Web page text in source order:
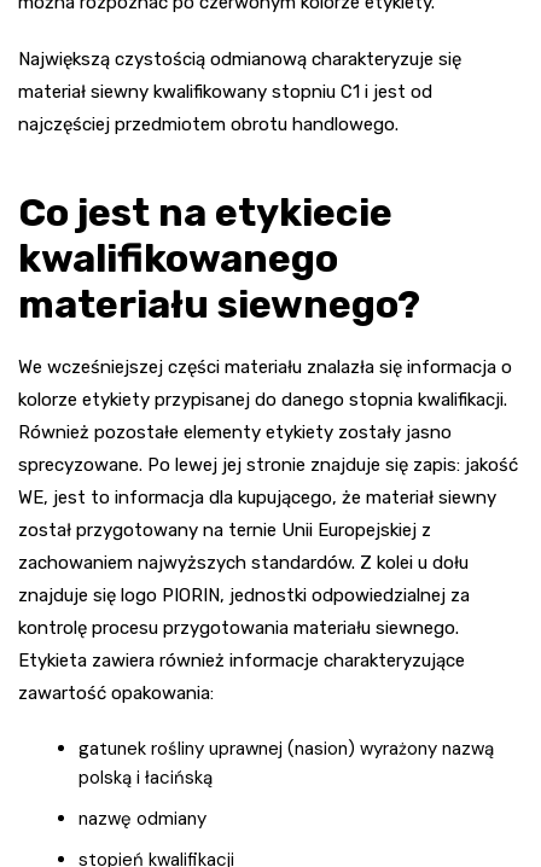
Największą czystością odmianową charakteryzuje się
materiał siewny kwalifikowany stopniu C1 i jest od
najczęściej przedmiotem obrotu handlowego.
Co jest na etykiecie
kwalifikowanego
materiału siewnego?
We wcześniejszej części materiału znalazła się informacja o
kolorze etykiety przypisanej do danego stopnia kwalifikacji.
Również pozostałe elementy etykiety zostały jasno
sprecyzowane. Po lewej jej stronie znajduje się zapis: jakość
WE, jest to informacja dla kupującego, że materiał siewny
został przygotowany na ternie Unii Europejskiej z
zachowaniem najwyższych standardów. Z kolei u dołu
znajduje się logo PIORIN, jednostki odpowiedzialnej za
kontrolę procesu przygotowania materiału siewnego.
Etykieta zawiera również informacje charakteryzujące
zawartość opakowania:
gatunek rośliny uprawnej (nasion) wyrażony nazwą
polską i łacińską
nazwę odmiany
stopień kwalifikacji